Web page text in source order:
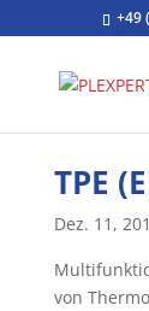
+49
TPE
Dez. 11,
von